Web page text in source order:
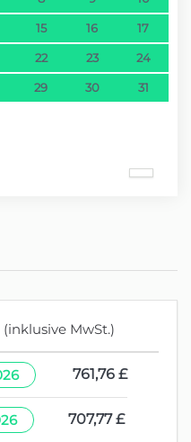
15 16 17
22 23 24
29 30 31
MwSt.)
761,76 £
707,77 £